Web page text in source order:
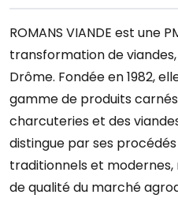
ROMANS VIANDE est une
transformation de
Drôme. Fondée en 1982,
gamme de produits
charcuteries et des
distingue par ses
traditionnels et
de qualité du marché